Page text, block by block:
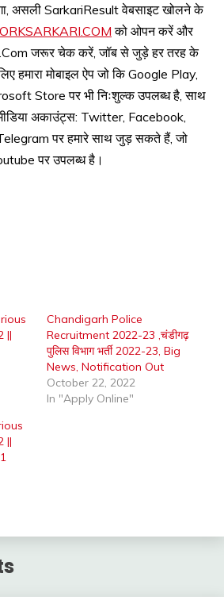
असली SarkariResult वेबसाइट खोलने के
को ओपन करें और
जरूर चेक करें, जॉब से जुड़े हर तरह के
हमारा मोबाइल ऐप जो कि Google Play,
Store पर भी निःशुल्क उपलब्ध है, साथ
अकाउंट्स: Twitter, Facebook,
पर हमारे साथ जुड़ सकते हैं, जो
पर उपलब्ध है।
||
Chandigarh Police
Recruitment 2022-23 ,चंडीगढ़
पुलिस विभाग भर्ती 2022-23, Big
News, Notification Out
October 22, 2022
In "Apply Online"
||